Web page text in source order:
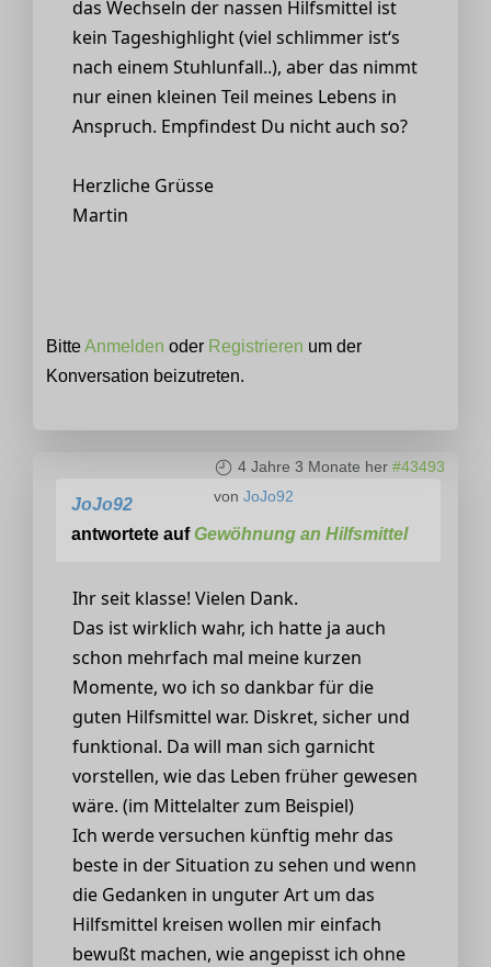
das Wechseln der nassen Hilfsmittel ist
kein Tageshighlight (viel schlimmer ist‘s
nach einem Stuhlunfall..), aber das nimmt
nur einen kleinen Teil meines Lebens in
Anspruch. Empfindest Du nicht auch so?
Herzliche Grüsse
Martin
BitteAnmelden oder Registrieren um der
Konversation beizutreten.
4 Jahre 3 Monate her #43493
von JoJo92
JoJo92
antwortete aufGewöhnung an Hilfsmittel
Ihr seit klasse! Vielen Dank.
Das ist wirklich wahr, ich hatte ja auch
schon mehrfach mal meine kurzen
Momente, wo ich so dankbar für die
guten Hilfsmittel war. Diskret, sicher und
funktional. Da will man sich garnicht
vorstellen, wie das Leben früher gewesen
wäre. (im Mittelalter zum Beispiel)
Ich werde versuchen künftig mehr das
beste in der Situation zu sehen und wenn
die Gedanken in unguter Art um das
Hilfsmittel kreisen wollen mir einfach
bewußt machen, wie angepisst ich ohne